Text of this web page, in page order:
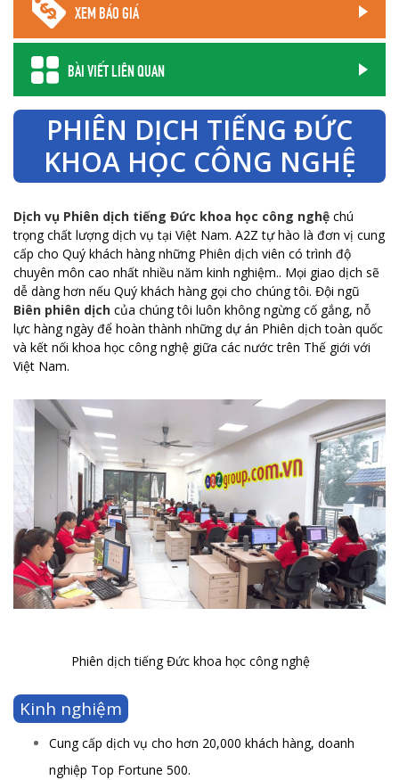
XEM BÁO GIÁ
BÀI VIẾT LIÊN QUAN
PHIÊN DỊCH TIẾNG ĐỨC
KHOA HỌC CÔNG NGHỆ
Dịch vụ Phiên dịch tiếng Đức khoa học công nghệ chú
trọng chất lượng dịch vụ tại Việt Nam. A2Z tự hào là đơn vị cung
cấp cho Quý khách hàng những Phiên dịch viên có trình độ
chuyên môn cao nhất nhiều năm kinh nghiệm.. Mọi giao dịch sẽ
dễ dàng hơn nếu Quý khách hàng gọi cho chúng tôi. Đội ngũ
Biên phiên dịch của chúng tôi luôn không ngừng cố gắng, nỗ
lực hàng ngày để hoàn thành những dự án Phiên dịch toàn quốc
và kết nối khoa học công nghệ giữa các nước trên Thế giới với
Việt Nam.
Phiên dịch tiếng Đức khoa học công nghệ
Kinh nghiệm
Cung cấp dịch vụ cho hơn 20,000 khách hàng, doanh
nghiệp Top Fortune 500.